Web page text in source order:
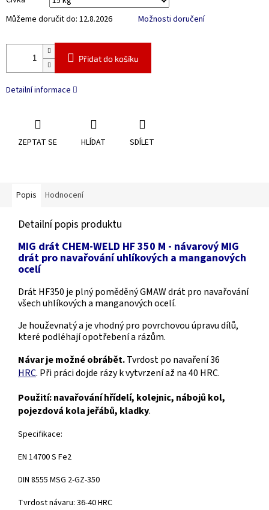
Můžeme doručit do: 12.8.2026 Možnosti doručení
Přidat do košíku
Detailní informace
ZEPTAT SE HLÍDAT SDÍLET
Popis Hodnocení
Detailní popis produktu
MIG drát CHEM-WELD HF 350 M - návarový MIG
drát pro navařování uhlíkových a manganových
ocelí
Drát HF350 je plný poměděný GMAW drát pro navařování
všech uhlíkových a manganových ocelí.
Je houževnatý a je vhodný pro povrchovou úpravu dílů,
které podléhají opotřebení a rázům.
Návar je možné obrábět.Tvrdost po navaření 36
HRC. Při práci dojde rázy k vytvrzení až na 40 HRC.
Použití: navařování hřídelí, kolejnic, nábojů kol,
pojezdová kola jeřábů, kladky.
Specifikace:
EN 14700 S Fe2
DIN 8555 MSG 2-GZ-350
Tvrdost návaru: 36-40 HRC